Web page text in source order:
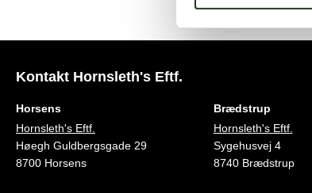
Kontakt Hornsleth's Eftf.
Horsens
Hornsleth's Eftf.
Høegh Guldbergsgade 29
8700 Horsens
Brædstrup
Hornsleth's Eftf.
Sygehusvej 4
8740 Brædstrup